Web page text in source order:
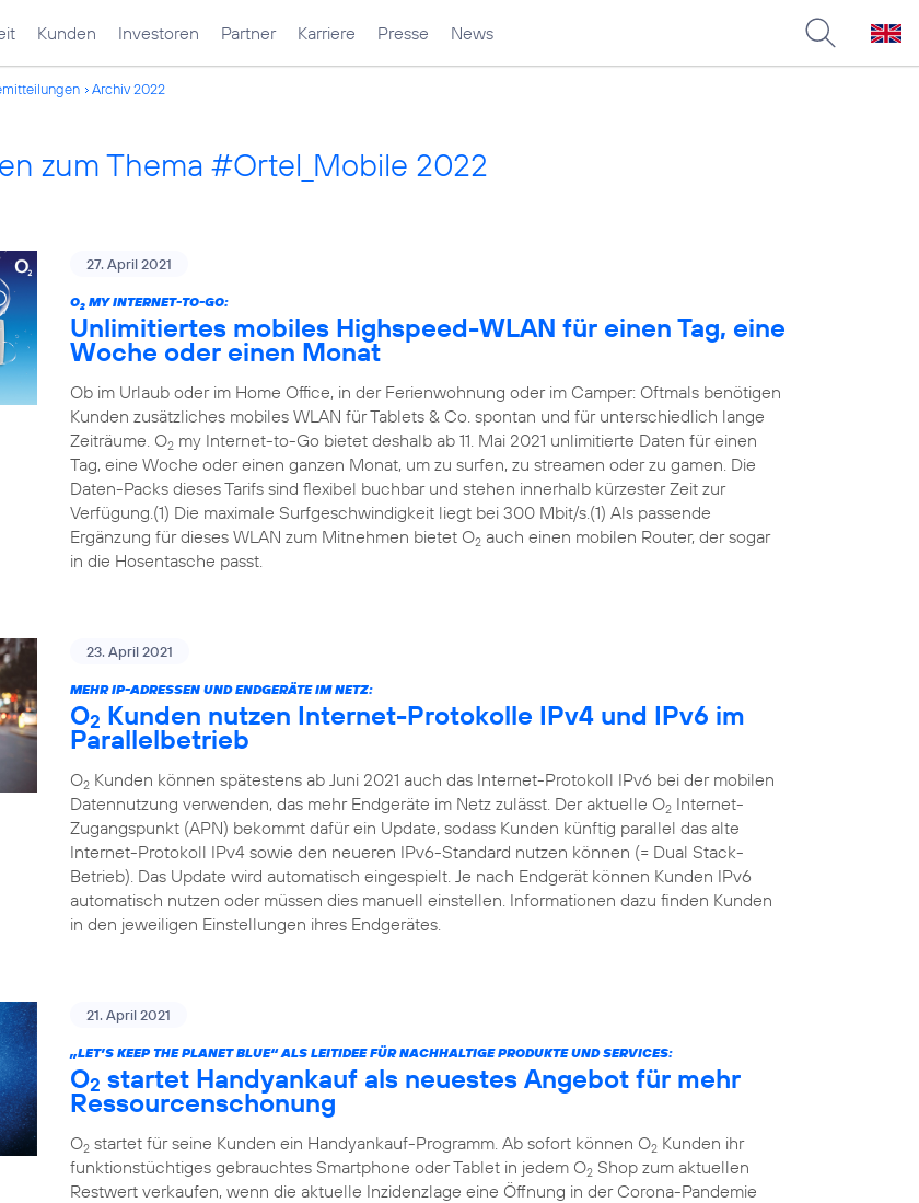
Kunden Investoren Partner Karriere Presse News
Archiv 2022
zum Thema #Ortel_Mobile 2022
27. April 2021
O2 MY INTERNET-TO-GO:
Unlimitiertes mobiles Highspeed-WLAN für einen Tag, eine
Woche oder einen Monat
Ob im Urlaub oder im Home Office, in der Ferienwohnung oder im Camper: Oftmals benötigen
Kunden zusätzliches mobiles WLAN für Tablets & Co. spontan und für unterschiedlich lange
Zeiträume. O2 my Internet-to-Go bietet deshalb ab 11. Mai 2021 unlimitierte Daten für einen
Tag, eine Woche oder einen ganzen Monat, um zu surfen, zu streamen oder zu gamen. Die
Daten-Packs dieses Tarifs sind flexibel buchbar und stehen innerhalb kürzester Zeit zur
Verfügung.(1) Die maximale Surfgeschwindigkeit liegt bei 300 Mbit/s.(1) Als passende
Ergänzung für dieses WLAN zum Mitnehmen bietet O2 auch einen mobilen Router, der sogar
in die Hosentasche passt.
23. April 2021
MEHR IP-ADRESSEN UND ENDGERÄTE IM NETZ:
O2 Kunden nutzen Internet-Protokolle IPv4 und IPv6 im
Parallelbetrieb
O2 Kunden können spätestens ab Juni 2021 auch das Internet-Protokoll IPv6 bei der mobilen
Datennutzung verwenden, das mehr Endgeräte im Netz zulässt. Der aktuelle O2 Internet-
Zugangspunkt (APN) bekommt dafür ein Update, sodass Kunden künftig parallel das alte
Internet-Protokoll IPv4 sowie den neueren IPv6-Standard nutzen können (= Dual Stack-
Betrieb). Das Update wird automatisch eingespielt. Je nach Endgerät können Kunden IPv6
automatisch nutzen oder müssen dies manuell einstellen. Informationen dazu finden Kunden
in den jeweiligen Einstellungen ihres Endgerätes.
21. April 2021
„LET’S KEEP THE PLANET BLUE“ ALS LEITIDEE FÜR NACHHALTIGE PRODUKTE UND SERVICES:
O2 startet Handyankauf als neuestes Angebot für mehr
Ressourcenschonung
O2 startet für seine Kunden ein Handyankauf-Programm. Ab sofort können O2 Kunden ihr
funktionstüchtiges gebrauchtes Smartphone oder Tablet in jedem O2 Shop zum aktuellen
Restwert verkaufen, wenn die aktuelle Inzidenzlage eine Öffnung in der Corona-Pandemie